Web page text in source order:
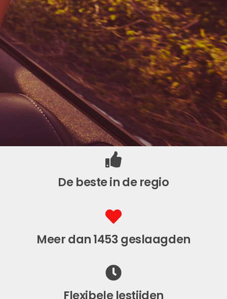
De beste in de regio
Meer dan 1453 geslaagden
Flexibele lestijden